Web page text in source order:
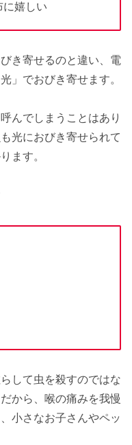
に嬉しい
き寄せるのと違い、電
」でおびき寄せます。
んでしまうことはあり
光におびき寄せられて
ます。
して虫を殺すのではな
から、喉の痛みを我慢
小さなお子さんやペッ